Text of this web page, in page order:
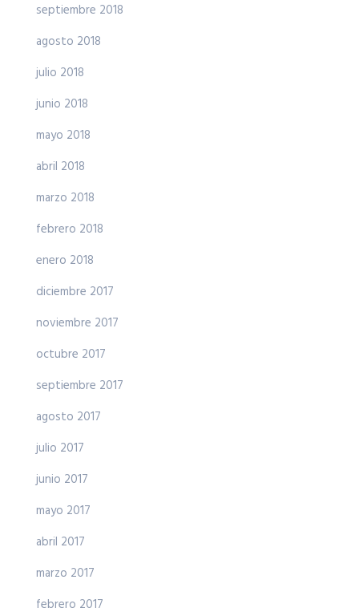
septiembre 2018
agosto 2018
julio 2018
junio 2018
mayo 2018
abril 2018
marzo 2018
febrero 2018
enero 2018
diciembre 2017
noviembre 2017
octubre 2017
septiembre 2017
agosto 2017
julio 2017
junio 2017
mayo 2017
abril 2017
marzo 2017
febrero 2017